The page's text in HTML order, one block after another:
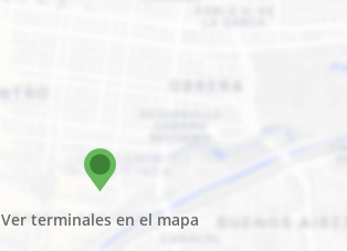
Ver terminales en el mapa